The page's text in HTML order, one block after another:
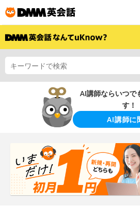
AI講師ならいつで
す！
AI講師に